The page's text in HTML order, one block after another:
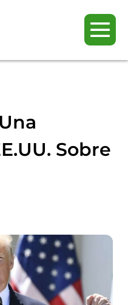
Sobre